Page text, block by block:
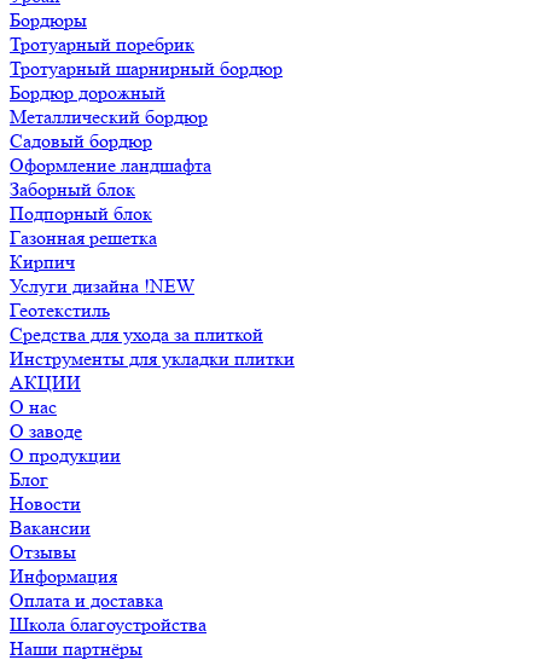
Бордюры
Тротуарный поребрик
Тротуарный шарнирный бордюр
Бордюр дорожный
Металлический бордюр
Садовый бордюр
Оформление ландшафта
Заборный блок
Подпорный блок
Газонная решетка
Кирпич
Услуги дизайна !NEW
Геотекстиль
Средства для ухода за плиткой
Инструменты для укладки плитки
АКЦИИ
О нас
О заводе
О продукции
Блог
Новости
Вакансии
Отзывы
Информация
Оплата и доставка
Школа благоустройства
Наши партнёры